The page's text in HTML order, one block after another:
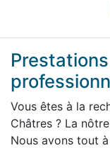
Vous êtes à la
Châtres ? La
Nous avons tout